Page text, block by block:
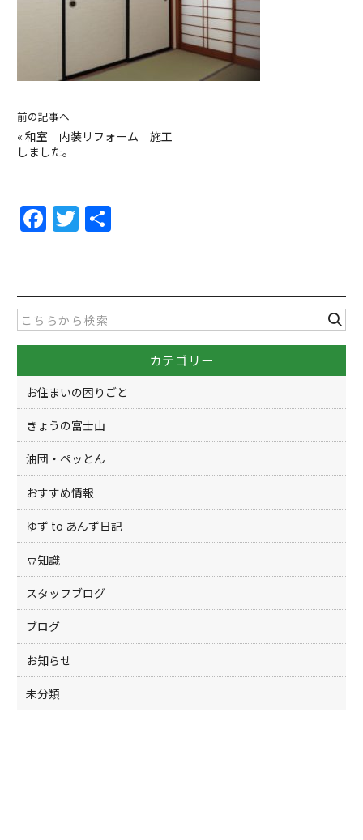
前の記事へ
« 和室 内装リフォーム 施工
しました。
F
a
e
b
o
o
k
T
w
er
カテゴリー
お住まいの困りごと
きょうの富士山
油団・ペッとん
おすすめ情報
ゆず to あんず日記
豆知識
スタッフブログ
ブログ
お知らせ
未分類